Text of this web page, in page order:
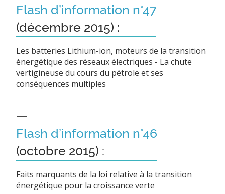
Flash d’information n°47
(décembre 2015) :
Les batteries Lithium-ion, moteurs de la transition
énergétique des réseaux électriques - La chute
vertigineuse du cours du pétrole et ses
conséquences multiples
—
Flash d’information n°46
(octobre 2015) :
Faits marquants de la loi relative à la transition
énergétique pour la croissance verte